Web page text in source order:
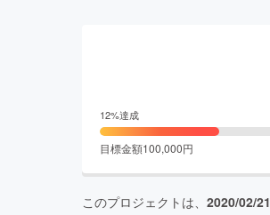
12%達成
目標金額100,000円
このプロジェクトは、 2020/02/21